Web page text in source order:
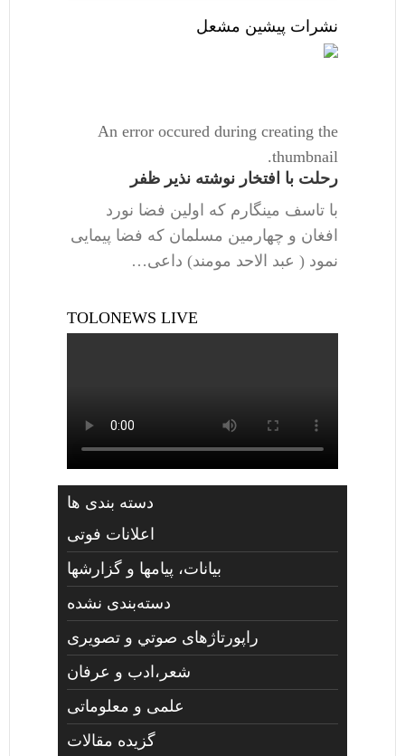
نشرات پیشین مشعل
An error occured during creating the
thumbnail.
رحلت با افتخار نوشته نذیر ظفر
با تاسف مینگارم که اولین فضا نورد
افغان و چهارمین مسلمان که فضا پیمایی
نمود ( عبد الاحد مومند) داعی…
TOLONEWS LIVE
دسته بندی ها
اعلانات فوتی
بیانات، پیامها و گزارشها
دسته‌بندی نشده
راپورتاژهای صوتي و تصويری
شعر،ادب و عرفان
علمی و معلوماتی
گزیده مقالات